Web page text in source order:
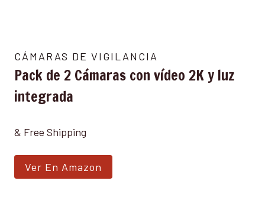
CÁMARAS DE VIGILANCIA
Pack de 2 Cámaras con vídeo 2K y luz
integrada
& Free Shipping
Ver En Amazon